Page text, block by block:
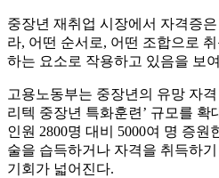
중장년 재취업 시장에서 자격증은
라, 어떤 순서로, 어떤 조합으로
하는 요소로 작용하고 있음을 보
고용노동부는 중장년의 유망 자
리텍 중장년 특화훈련’ 규모를 확
인원 2800명 대비 5000여 명 증원
술을 습득하거나 자격을 취득하
기회가 넓어진다.